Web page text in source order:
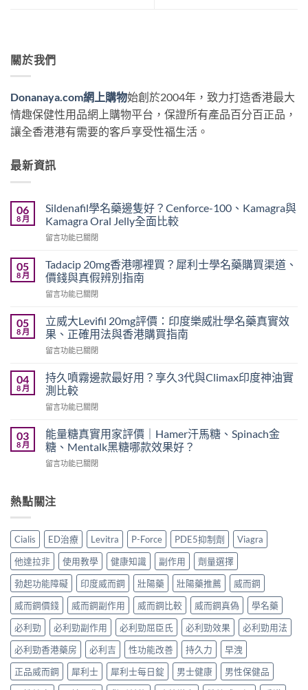
關於我們
Donanaya.com網上購物始創於2004年，致力打造香港最大
情趣保健性用品網上購物平台，保證所有產品百分百正品，
讓全香港港有需要的客戶享受性福生活。
最新資訊
06
8 月
Sildenafil學名藥邊隻好？Cenforce-100、Kamagra與
Kamagra Oral Jelly全面比較
在
學
名
藥
邊
好？
Cenforce-
100、
Kamagra
Kamagra
Oral
全
比
較〉
中
留言功能已關閉
05
8 月
Tadacip 20mg香港哪裡買？犀利士學名藥購買渠道、
價錢與真假辨別指南
在
20mg
香
港
哪
買？
犀
利
士
名
藥
買
價
真
假
辨
別
指
南〉
中
留言功能已關閉
05
8 月
立威大Levifil 20mg評價：印度樂威壯學名藥真實效
果、正確用法與香港購買指南
在
威
大
Levifil
20mg
價：
印
度
樂
學
真
實
效
果、
正
確
用
法
香
港
購
買
留言功能已關閉
04
8 月
持久噴霧邊款最好用？享久3代與Climax印度神油實
測比較
在
久
噴
霧
邊
好
久
3
代
與
Climax
印
度
神
實
測
比
較〉
中
留言功能已關閉
03
8 月
能量糖真實用家評價｜Hamer汗馬糖、Spinach金
糖、Mentalk黑糖哪款效果好？
在
糖
真
用
家
評
價
｜
Hamer
汗
馬
糖、
Spinach
金
糖、
Mentalk
黑
留言功能已關閉
熱點關注
Cialis ED治療 Levitra P-Force PDE5抑制劑
Viagra
他達拉非
使用教學 健康知識 副作用
劑量選擇
勃起功能障礙
印度威而鋼 壯陽藥 壯陽藥推薦
威而鋼
威而鋼價錢
威而鋼副作用 威而鋼比較 威而鋼真偽
學名藥
必利勁
必利勁副作用 必利勁屈臣氏 必利勁效果
必利勁用法
必利勁香港藥房
必利吉 性功能改善 持久力
早洩
正品威而鋼
犀利士 犀利士每日錠 男士健康
男性保健品